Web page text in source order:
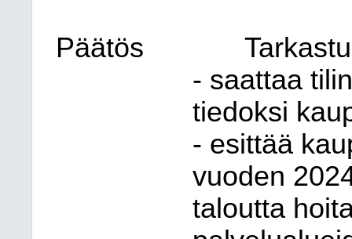
Päätös
- saattaa
tiedoksi
- esittää
vuoden
taloutta